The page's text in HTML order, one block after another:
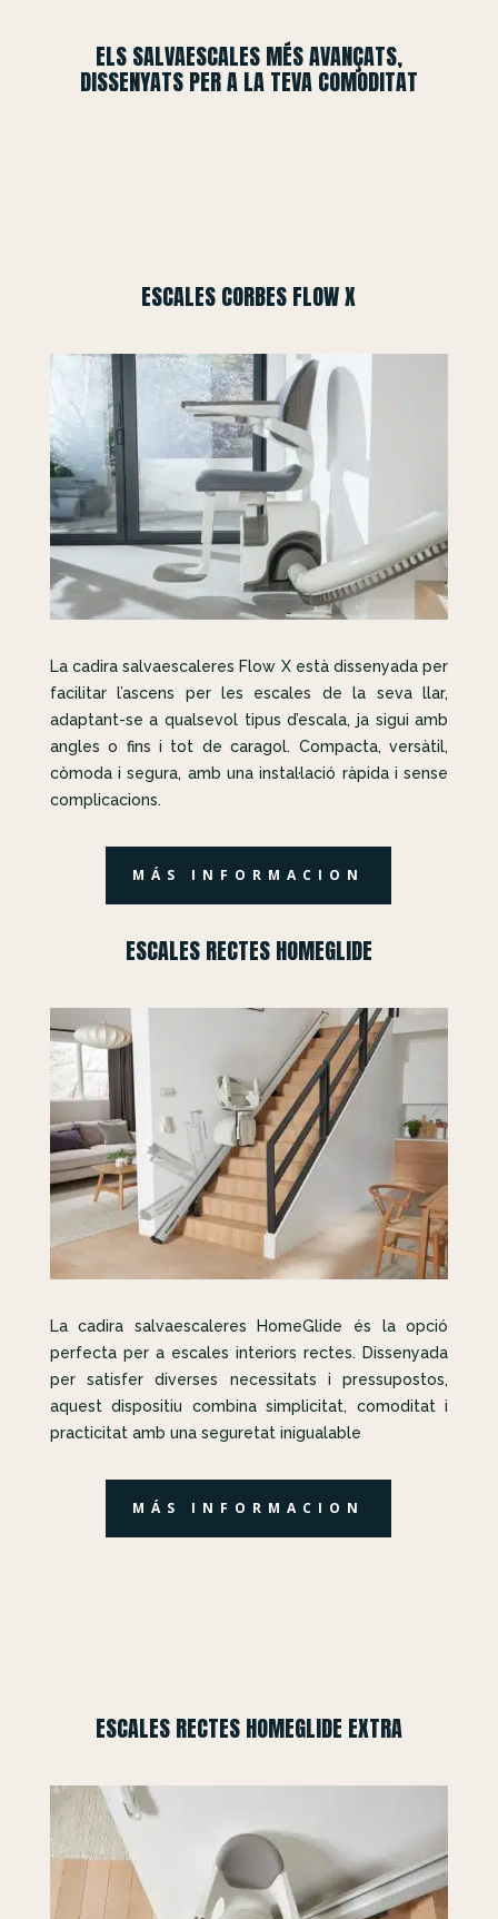
ELS SALVAESCALES MÉS AVANÇATS,
DISSENYATS PER A LA TEVA COMODITAT
ESCALES CORBES FLOW X
La cadira salvaescaleres Flow X està dissenyada per
facilitar l’ascens per les escales de la seva llar,
adaptant-se a qualsevol tipus d’escala, ja sigui amb
angles o fins i tot de caragol. Compacta, versàtil,
còmoda i segura, amb una instal·lació ràpida i sense
complicacions.
MÁS INFORMACION
ESCALES RECTES HOMEGLIDE
La cadira salvaescaleres HomeGlide és la opció
perfecta per a escales interiors rectes. Dissenyada
per satisfer diverses necessitats i pressupostos,
aquest dispositiu combina simplicitat, comoditat i
practicitat amb una seguretat inigualable
MÁS INFORMACION
ESCALES RECTES HOMEGLIDE EXTRA